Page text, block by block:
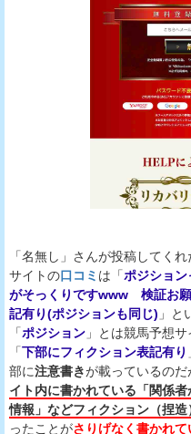
「名無し」さんが投稿してくれ
サイトの口コミ は「ポジション
がそっくりですwww 検証お
記有り(ポジションも同じ) 」と
「ポジション 」とは競馬予想サ
「下部にフィクション表記有り
部に注意書きが載っているのだ
イト内に書かれている「関係
情報」などフィクション（捏
ったことがさりげなく書かれて